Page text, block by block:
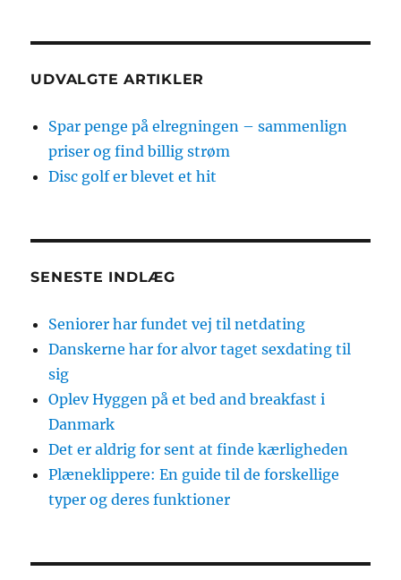
UDVALGTE ARTIKLER
Spar penge på elregningen – sammenlign
priser og find billig strøm
Disc golf er blevet et hit
SENESTE INDLÆG
Seniorer har fundet vej til netdating
Danskerne har for alvor taget sexdating til
sig
Oplev Hyggen på et bed and breakfast i
Danmark
Det er aldrig for sent at finde kærligheden
Plæneklippere: En guide til de forskellige
typer og deres funktioner